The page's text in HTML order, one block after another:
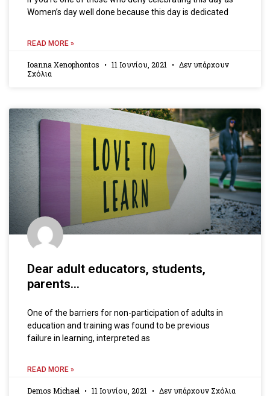
Women’s day well done because this day is dedicated
READ MORE »
Ioanna Xenophontos 11 Ιουνίου, 2021
Δεν υπάρχουν
Σχόλια
Dear adult educators, students,
parents…
One of the barriers for non-participation of adults in
education and training was found to be previous
failure in learning, interpreted as
READ MORE »
Demos Michael 11 Ιουνίου, 2021 Δεν υπάρχουν Σχόλια